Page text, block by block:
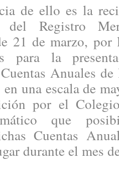
de ello es la
del Registro
21 de marzo, por
para la
Anuales
una escala de
por el
que
Cuentas
durante el mes